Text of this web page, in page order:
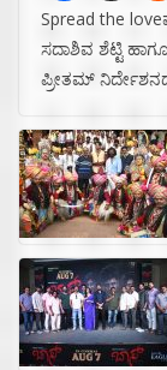
Spread the
ಸದಾಶಿವ ಶೆಟ್ಟಿ
ಪ್ರೀತಮ್